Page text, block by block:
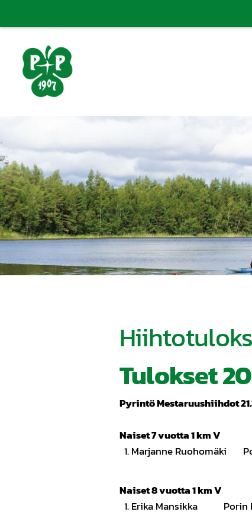
sivun
sisältöön
Porin Pyrintö ry
Tulokset
Pyrintö Mestaruushiihdot
Naiset 7 vuotta
1. Marjanne
Naiset 8 vuotta 1 km V
1. Erika Mansikka